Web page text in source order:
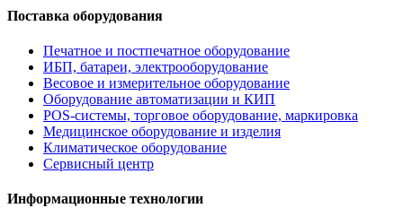
Поставка оборудования
Печатное и постпечатное оборудование
ИБП, батареи, электрооборудование
Весовое и измерительное оборудование
Оборудование автоматизации и КИП
POS-системы, торговое оборудование, маркировка
Медицинское оборудование и изделия
Климатическое оборудование
Сервисный центр
Информационные технологии